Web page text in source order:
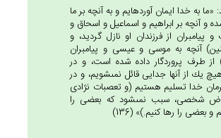
«ما به خدا ايمان آورده‏ايم و به آنچه بر ما
و آنچه بر ابراهيم و اسماعيل و اسحاق و
و پيامبران از فرزندان او نازل گرديد، و
آنچه به موسى و عيسى و پيامبران
از طرف پروردگار داده شده است، و در
يك از آنها جدايى قائل نمى‏شويم، و در
خدا تسليم هستيم (و تعصبات نژادى
شخصى، سبب نمى‏شود كه بعضى را
و بعضى را رها كنيم.)» (136)